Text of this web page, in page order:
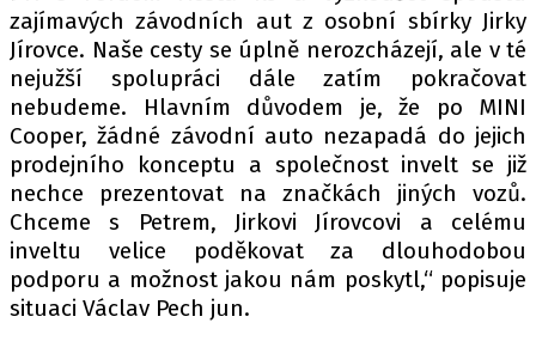
Máte příběh, fotku nebo video?
Pošlete e-mail na autoroad.cz
ETICKÝ KODEX
KONTAKT
VYDAVATEL
INZERCE
OSOBNÍ ÚDAJE / COOKIES
zajímavých závodních aut z osobní sbírky Jirky
Jírovce. Naše cesty se úplně nerozcházejí, ale v té
nejužší spolupráci dále zatím pokračovat
nebudeme. Hlavním důvodem je, že po MINI
Cooper, žádné závodní auto nezapadá do jejich
prodejního konceptu a společnost invelt se již
nechce prezentovat na značkách jiných vozů.
Chceme s Petrem, Jirkovi Jírovcovi a celému
inveltu velice poděkovat za dlouhodobou
podporu a možnost jakou nám poskytl,“ popisuje
situaci Václav Pech jun.